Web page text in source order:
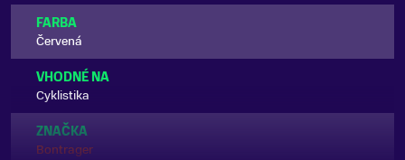
FARBA
Červená
VHODNÉ NA
Cyklistika
ZNAČKA
Bontrager